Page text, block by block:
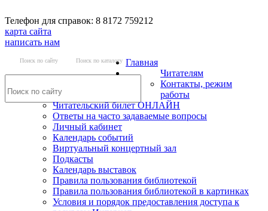
Телефон для справок: 8 8172 759212
карта сайта
написать нам
Поиск по сайту Поиск по каталогу Главная
Читателям
Контакты, режим
работы
Читательский билет ОНЛАЙН
Ответы на часто задаваемые вопросы
Личный кабинет
Календарь событий
Виртуальный концертный зал
Подкасты
Календарь выставок
Правила пользования библиотекой
Правила пользования библиотекой в картинках
Условия и порядок предоставления доступа к